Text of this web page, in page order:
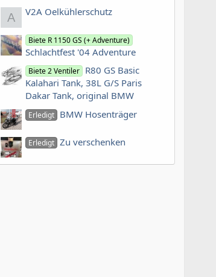
A V2A Oelkühlerschutz
Biete R 1150 GS (+ Adventure)
Schlachtfest '04 Adventure
Biete 2 Ventiler R80 GS Basic
Kalahari Tank, 38L G/S Paris
Dakar Tank, original BMW
Erledigt BMW Hosenträger
Erledigt Zu verschenken